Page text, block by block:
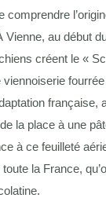
comprendre
Vienne, au début
créent le «
la place à une
à ce feuilleté
la France,